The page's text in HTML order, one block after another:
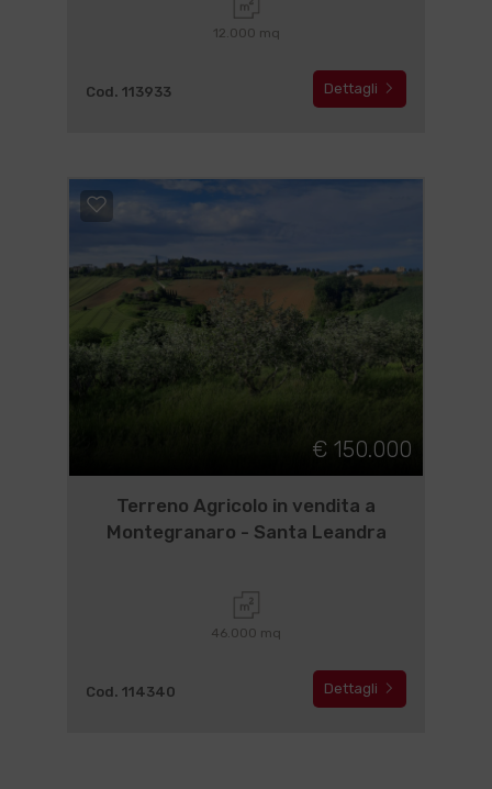
12.000 mq
Cod. 113933 Dettagli
€ 150.000
Terreno Agricolo in vendita a
Montegranaro - Santa Leandra
46.000 mq
Cod. 114340 Dettagli